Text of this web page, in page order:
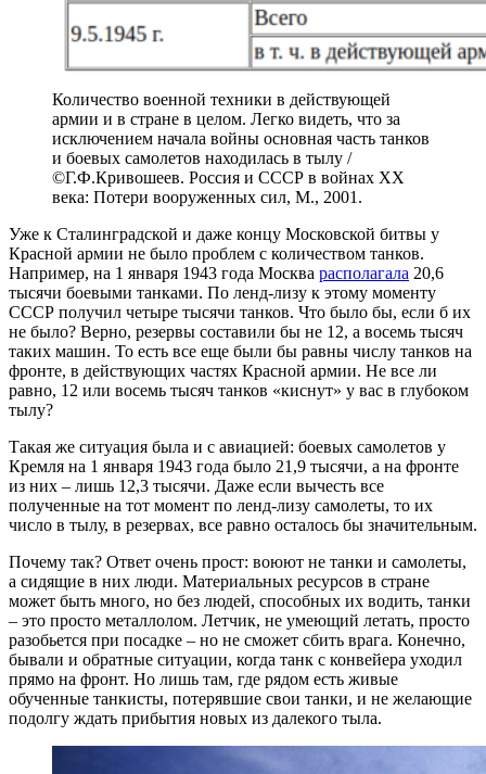
Количество военной техники в действующей
армии и в стране в целом. Легко видеть, что за
исключением начала войны основная часть танков
и боевых самолетов находилась в тылу /
©Г.Ф.Кривошеев. Россия и СССР в войнах XX
века: Потери вооруженных сил, М., 2001.
Уже к Сталинградской и даже концу Московской битвы у
Красной армии не было проблем с количеством танков.
Например, на 1 января 1943 года Москва располагала 20,6
тысячи боевыми танками. По ленд-лизу к этому моменту
СССР получил четыре тысячи танков. Что было бы, если б их
не было? Верно, резервы составили бы не 12, а восемь тысяч
таких машин. То есть все еще были бы равны числу танков на
фронте, в действующих частях Красной армии. Не все ли
равно, 12 или восемь тысяч танков «киснут» у вас в глубоком
тылу?
Такая же ситуация была и с авиацией: боевых самолетов у
Кремля на 1 января 1943 года было 21,9 тысячи, а на фронте
из них – лишь 12,3 тысячи. Даже если вычесть все
полученные на тот момент по ленд-лизу самолеты, то их
число в тылу, в резервах, все равно осталось бы значительным.
Почему так? Ответ очень прост: воюют не танки и самолеты,
а сидящие в них люди. Материальных ресурсов в стране
может быть много, но без людей, способных их водить, танки
– это просто металлолом. Летчик, не умеющий летать, просто
разобьется при посадке – но не сможет сбить врага. Конечно,
бывали и обратные ситуации, когда танк с конвейера уходил
прямо на фронт. Но лишь там, где рядом есть живые
обученные танкисты, потерявшие свои танки, и не желающие
подолгу ждать прибытия новых из далекого тыла.